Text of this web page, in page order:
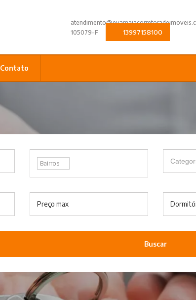
105079-F 13997158100
Contato
Bairros
Preço max
Buscar